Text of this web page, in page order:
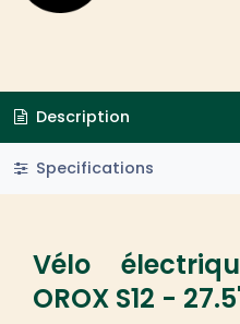
Description
Specifications
Vélo
OROX S12 -